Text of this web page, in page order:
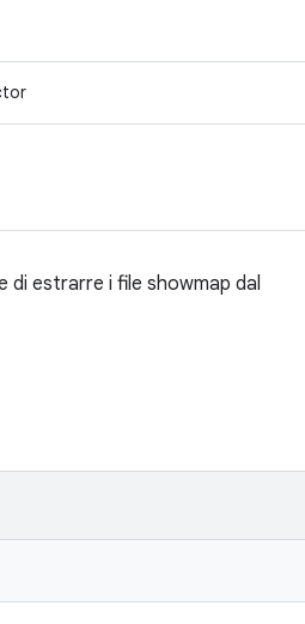
di estrarre i file showmap dal